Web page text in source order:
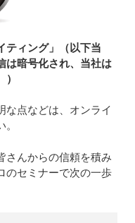
ティング」（以下当
は暗号化され、当社は
点などは、オンライ
さんからの信頼を積み
のセミナーで次の一歩